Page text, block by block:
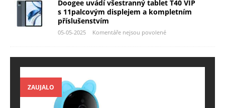
Doogee uvádí všestranný tablet T40 VIP
s 11palcovým displejem a kompletním
příslušenstvím
05-05-2025 Komentáře nejsou povolené
ZAUJALO